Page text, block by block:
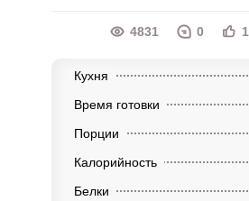
4831 0 1
Кухня
Время готовки
Порции
Калорийность
Белки